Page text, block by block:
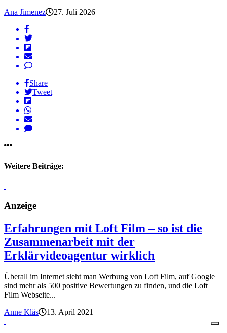
Ana Jimenez
27. Juli 2026
Share
Tweet
Weitere Beiträge:
Anzeige
Erfahrungen mit Loft Film – so ist die
Zusammenarbeit mit der
Erklärvideoagentur wirklich
Überall im Internet sieht man Werbung von Loft Film, auf Google
sind mehr als 500 positive Bewertungen zu finden, und die Loft
Film Webseite...
Anne Kläs
13. April 2021